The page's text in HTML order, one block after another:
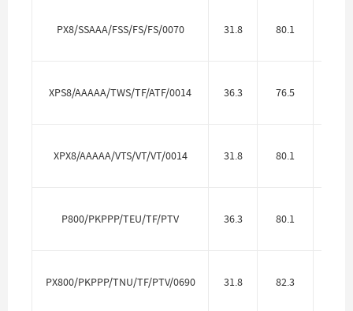
PX8/SSAAA/FSS/FS/FS/0070 31.8 80.1
XPS8/AAAAA/TWS/TF/ATF/0014 36.3 76.5
XPX8/AAAAA/VTS/VT/VT/0014 31.8 80.1
P800/PKPPP/TEU/TF/PTV 36.3 80.1
PX800/PKPPP/TNU/TF/PTV/0690 31.8 82.3